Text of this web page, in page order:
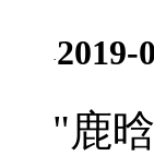
·2019-
"鹿